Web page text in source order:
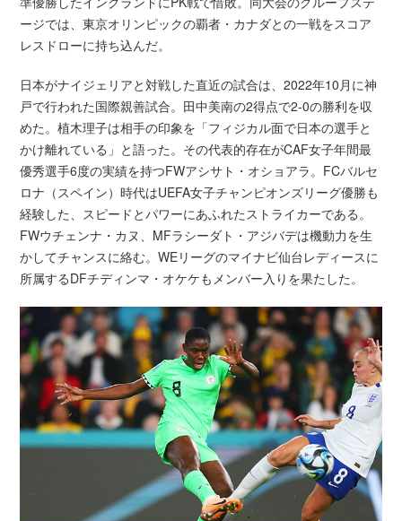
ージでは、東京オリンピックの覇者・カナダとの一戦をスコア
レスドローに持ち込んだ。
日本がナイジェリアと対戦した直近の試合は、2022年10月に神
戸で行われた国際親善試合。田中美南の2得点で2-0の勝利を収
めた。植木理子は相手の印象を「フィジカル面で日本の選手と
かけ離れている」と語った。その代表的存在がCAF女子年間最
優秀選手6度の実績を持つFWアシサト・オショアラ。FCバルセ
ロナ（スペイン）時代はUEFA女子チャンピオンズリーグ優勝も
経験した、スピードとパワーにあふれたストライカーである。
FWウチェンナ・カヌ、MFラシーダト・アジバデは機動力を生
かしてチャンスに絡む。WEリーグのマイナビ仙台レディースに
所属するDFチディンマ・オケケもメンバー入りを果たした。